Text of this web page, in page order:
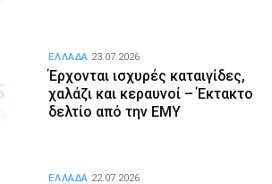
Έρχονται ισχυρές καταιγίδες,
χαλάζι και κεραυνοί – Έκτακτο
δελτίο από την ΕΜΥ
ΕΛΛΑΔΑ 23.07.2026
ΕΛΛΑΔΑ 22.07.2026